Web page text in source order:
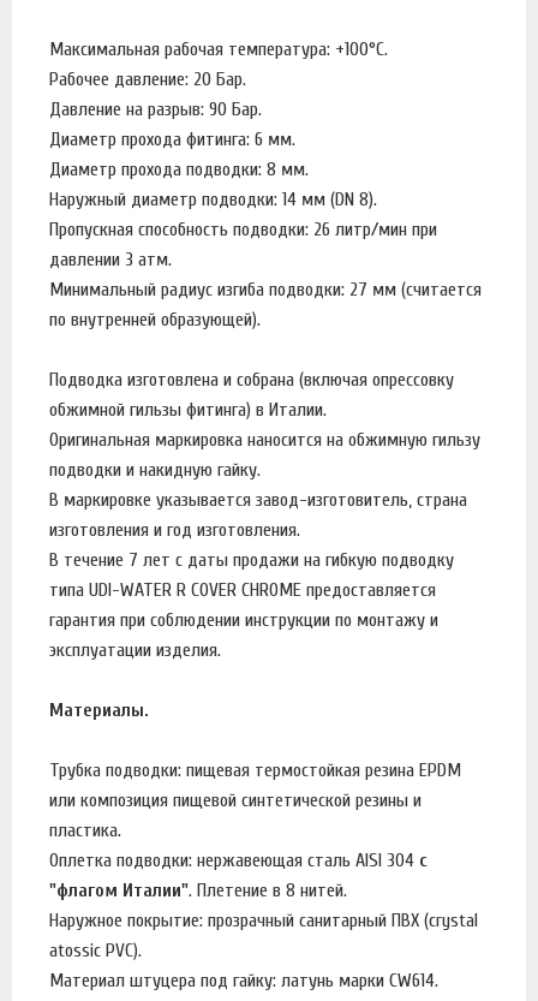
Максимальная рабочая температура: +100°C.
Рабочее давление: 20 Бар.
Давление на разрыв: 90 Бар.
Диаметр прохода фитинга: 6 мм.
Диаметр прохода подводки: 8 мм.
Наружный диаметр подводки: 14 мм (DN 8).
Пропускная способность подводки: 26 литр/мин при
давлении 3 атм.
Минимальный радиус изгиба подводки: 27 мм (считается
по внутренней образующей).
Подводка изготовлена и собрана (включая опрессовку
обжимной гильзы фитинга) в Италии.
Оригинальная маркировка наносится на обжимную гильзу
подводки и накидную гайку.
В маркировке указывается завод-изготовитель, страна
изготовления и год изготовления.
В течение 7 лет с даты продажи на гибкую подводку
типа UDI-WATER R COVER CHROME предоставляется
гарантия при соблюдении инструкции по монтажу и
эксплуатации изделия.
Материалы.
Трубка подводки: пищевая термостойкая резина EPDM
или композиция пищевой синтетической резины и
пластика.
Оплетка подводки: нержавеющая сталь AISI 304 с
"флагом Италии". Плетение в 8 нитей.
Наружное покрытие: прозрачный санитарный ПВХ (crystal
atossic PVC).
Материал штуцера под гайку: латунь марки CW614.